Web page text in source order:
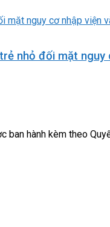
nhỏ đối mặt nguy
hành kèm theo